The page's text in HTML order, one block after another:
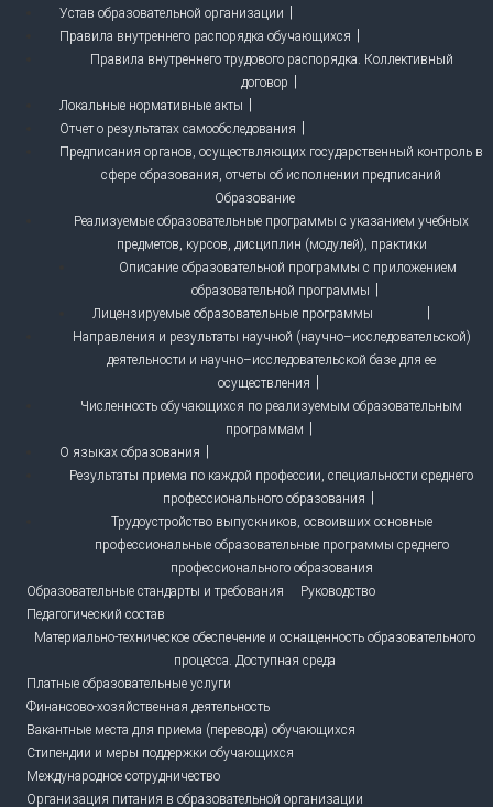
Устав образовательной организации
Правила внутреннего распорядка обучающихся
Правила внутреннего трудового распорядка. Коллективный
договор
Локальные нормативные акты
Отчет о результатах самообследования
Предписания органов, осуществляющих государственный контроль в
сфере образования, отчеты об исполнении предписаний
Образование
Реализуемые образовательные программы с указанием учебных
предметов, курсов, дисциплин (модулей), практики
Описание образовательной программы с приложением
образовательной программы
Лицензируемые образовательные программы
Направления и результаты научной (научно–исследовательской)
деятельности и научно–исследовательской базе для ее
осуществления
Численность обучающихся по реализуемым образовательным
программам
О языках образования
Результаты приема по каждой профессии, специальности среднего
профессионального образования
Трудоустройство выпускников, освоивших основные
профессиональные образовательные программы среднего
профессионального образования
Образовательные стандарты и требования
Руководство
Педагогический состав
Материально-техническое обеспечение и оснащенность образовательного
процесса. Доступная среда
Платные образовательные услуги
Финансово-хозяйственная деятельность
Вакантные места для приема (перевода) обучающихся
Стипендии и меры поддержки обучающихся
Международное сотрудничество
Организация питания в образовательной организации